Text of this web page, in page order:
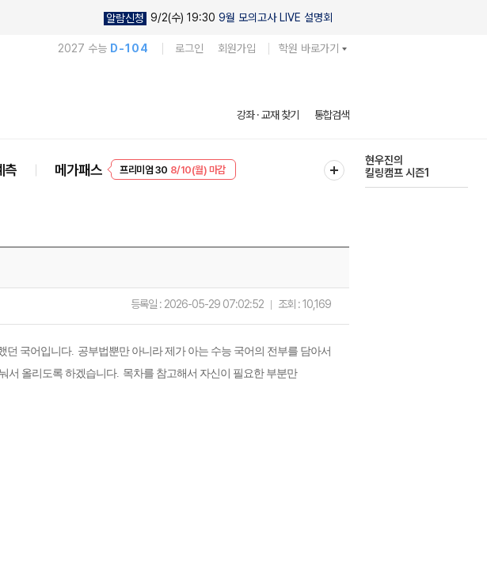
알람신청 9/2(수) 19:30 9월 모의고사 LIVE 설명회
2027 수능 D-104 로그인 회원가입 학원 바로가기
강좌 · 교재 찾기 통합검색
측 메가패스
프리미엄 30 8/10(월) 마감
다채로운 난도
등록일 : 2026-05-29 07:02:52 조회 :10,169
던 국어입니다. 공부법뿐만 아니라 제가 아는 수능 국어의 전부를 담아서
서 올리도록 하겠습니다. 목차를 참고해서 자신이 필요한 부분만